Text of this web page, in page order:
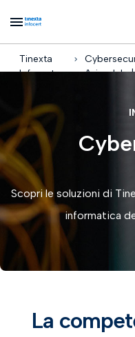
Tinexta
Infocert
Aziendale
Scopri le soluzioni di
informatica
La